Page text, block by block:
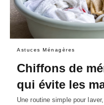
Astuces Ménagères
Chiffons de
qui évite les
Une routine simple pour